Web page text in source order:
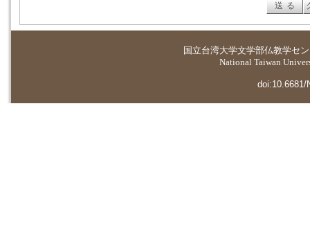
国立台湾大学文学部仏教学セ
National Taiwan
doi:10.6681/